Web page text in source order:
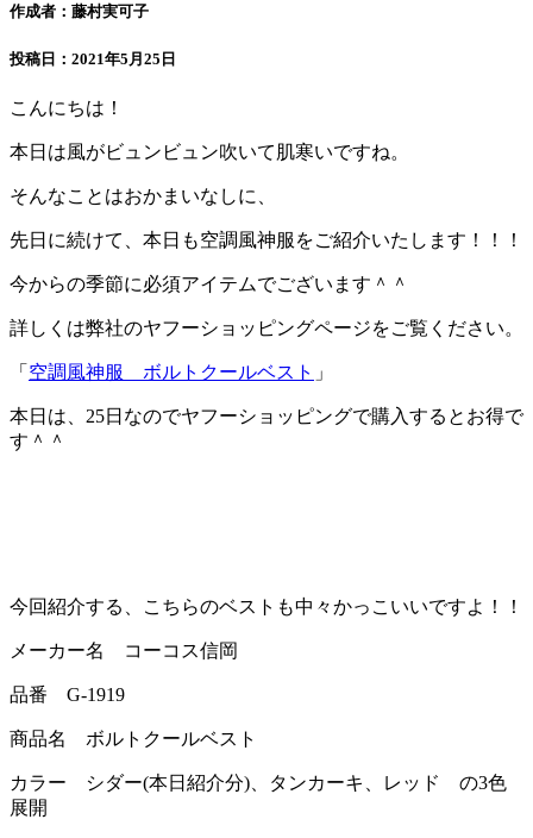
作成者：藤村実可子
投稿日：2021年5月25日
こんにちは！
本日は風がビュンビュン吹いて肌寒いですね。
そんなことはおかまいなしに、
先日に続けて、本日も空調風神服をご紹介いたします！！！
今からの季節に必須アイテムでございます＾＾
詳しくは弊社のヤフーショッピングページをご覧ください。
「 空調風神服 ボルトクールベスト 」
本日は、25日なのでヤフーショッピングで購入するとお得で
す＾＾
今回紹介する、こちらのベストも中々かっこいいですよ！！
メーカー名 コーコス信岡
品番 G-1919
商品名 ボルトクールベスト
カラー シダー(本日紹介分)、タンカーキ、レッド の3色
展開